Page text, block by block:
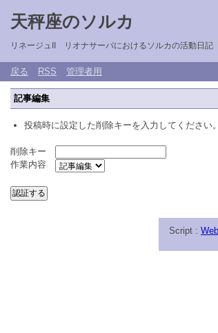
天秤座のソルカ
リネージュII リオナサーバにおけるソルカの活動日記
戻る RSS 管理者用
記事編集
投稿時に設定した削除キーを入力してください。
削除キー
作業内容
Script :